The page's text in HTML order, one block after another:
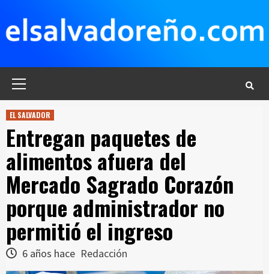
contenido
EL SALVADOR
Entregan paquetes de
alimentos afuera del
Mercado Sagrado Corazón
porque administrador no
permitió el ingreso
6 años hace Redacción